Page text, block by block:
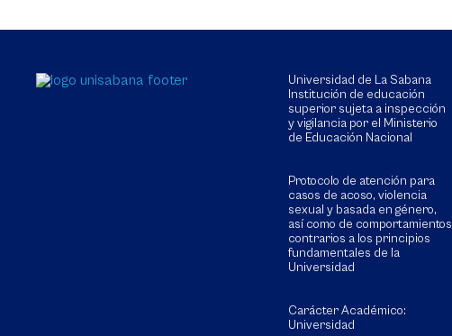
Universidad de La Sabana
Institución de educación
superior sujeta a inspección
y vigilancia por el Ministerio
de Educación Nacional
Protocolo de atención para
casos de acoso, violencia
sexual y basada en género,
así como de comportamientos
contrarios a los principios
fundamentales de la
Universidad
Carácter Académico:
Universidad